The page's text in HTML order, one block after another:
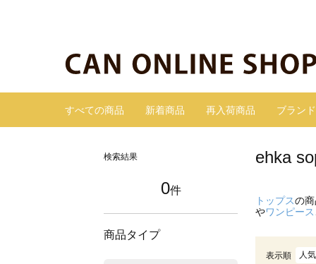
すべての商品 新着商品 再入荷商品 ブランド
検索結果
0件
商品タイプ
ehka
トップスの
やワンピース
表示順 人